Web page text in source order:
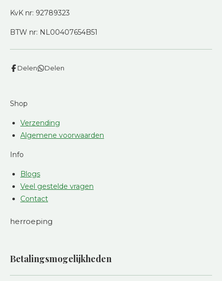
KvK nr: 92789323
BTW nr: NL00407654B51
Delen Delen
Shop
Verzending
Algemene voorwaarden
Info
Blogs
Veel gestelde vragen
Contact
herroeping
Betalingsmogelijkheden